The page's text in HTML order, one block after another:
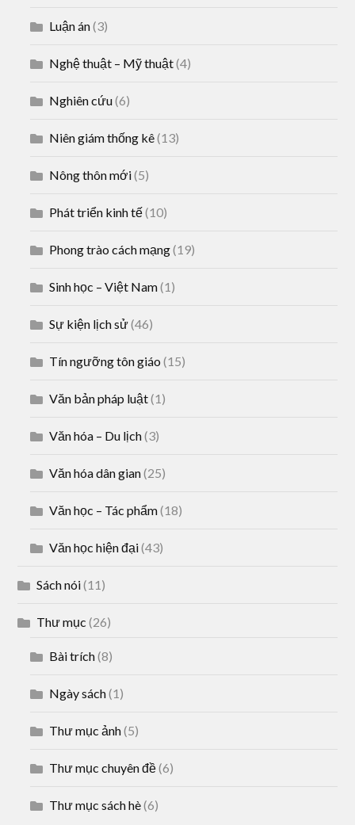
Luận án(3)
Nghệ thuật – Mỹ thuật(4)
Nghiên cứu(6)
Niên giám thống kê(13)
Nông thôn mới(5)
Phát triển kinh tế(10)
Phong trào cách mạng(19)
Sinh học – Việt Nam(1)
Sự kiện lịch sử(46)
Tín ngưỡng tôn giáo (15)
Văn bản pháp luật(1)
Văn hóa – Du lịch(3)
Văn hóa dân gian(25)
Văn học – Tác phẩm(18)
Văn học hiện đại(43)
Sách nói(11)
Thư mục (26)
Bài trích(8)
Ngày sách(1)
Thư mục ảnh(5)
Thư mục chuyên đề(6)
Thư mục sách hè(6)